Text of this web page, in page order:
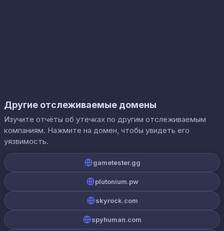
Другие отслеживаемые домены
Изучите отчёты об утечках по другим отслеживаемым
компаниям. Нажмите на домен, чтобы увидеть его
уязвимость.
gametester.gg
plutonium.pw
skyrock.com
spyhuman.com